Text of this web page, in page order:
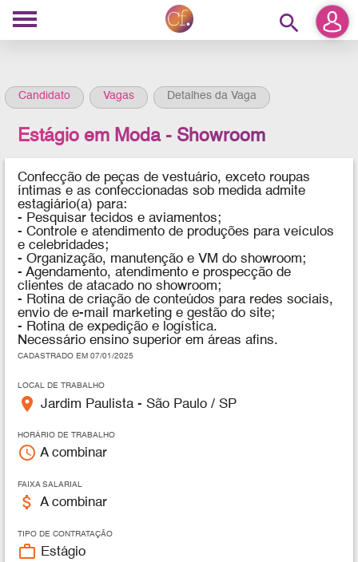
search
Candidato Vagas Detalhes da Vaga
Estágio em Moda - Showroom
Confecção de peças de vestuário, exceto roupas
íntimas e as confeccionadas sob medida admite
estagiário(a) para:
- Pesquisar tecidos e aviamentos;
- Controle e atendimento de produções para veículos
e celebridades;
- Organização, manutenção e VM do showroom;
- Agendamento, atendimento e prospecção de
clientes de atacado no showroom;
- Rotina de criação de conteúdos para redes sociais,
envio de e-mail marketing e gestão do site;
- Rotina de expedição e logística.
Necessário ensino superior em áreas afins.
CADASTRADO EM 07/01/2025
LOCAL DE TRABALHO
place Jardim Paulista - São Paulo / SP
HORÁRIO DE TRABALHO
access_time A combinar
FAIXA SALARIAL
attach_money A combinar
TIPO DE CONTRATAÇÃO
work_outline Estágio